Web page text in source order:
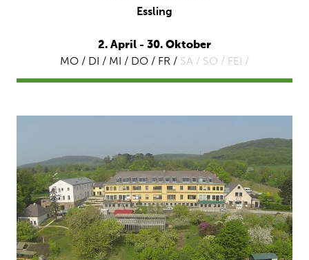
Essling
2. April - 30. Oktober
MO / DI / MI / DO / FR / SA / SO / FEI /